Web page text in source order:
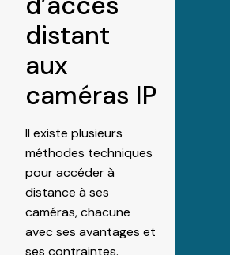
distant
aux
caméras IP
Il existe plusieurs
méthodes techniques
pour accéder à
distance à ses
caméras, chacune
avec ses avantages et
ses contraintes.